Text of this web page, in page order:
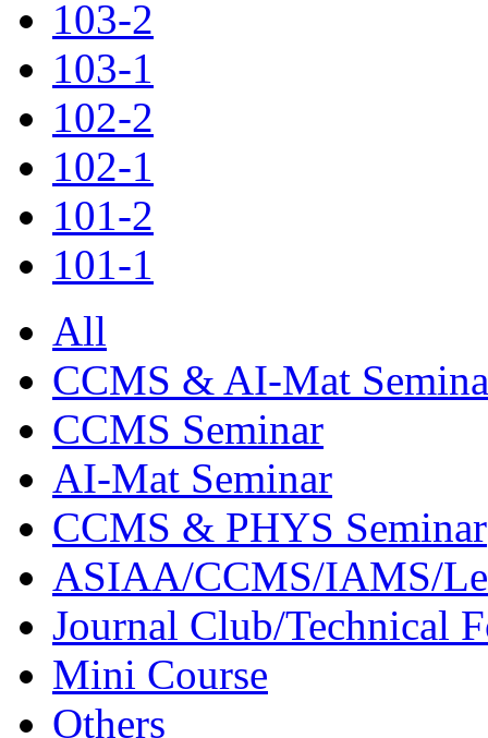
103-2
103-1
102-2
102-1
101-2
101-1
All
CCMS & AI-Mat
CCMS Seminar
AI-Mat Seminar
CCMS & PHYS Seminar
ASIAA/CCMS/IAMS/
Journal Club/Technical
Mini Course
Others